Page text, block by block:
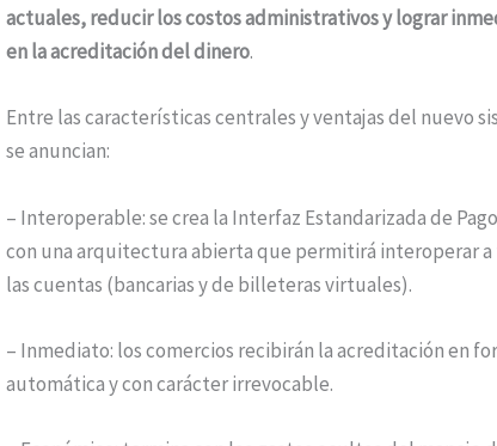
actuales, reducir los costos administrativos y lograr
en la acreditación del dinero.
Entre las características centrales y ventajas del nuevo
se anuncian:
– Interoperable: se crea la Interfaz Estandarizada de
con una arquitectura abierta que permitirá interoperar a
las cuentas (bancarias y de billeteras virtuales).
– Inmediato: los comercios recibirán la acreditación en
automática y con carácter irrevocable.